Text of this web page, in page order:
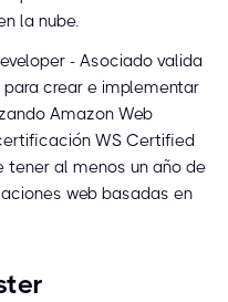
la nube.
- Asociado valida
crear e implementar
Amazon Web
WS Certified
tener al menos un año de
web basadas en